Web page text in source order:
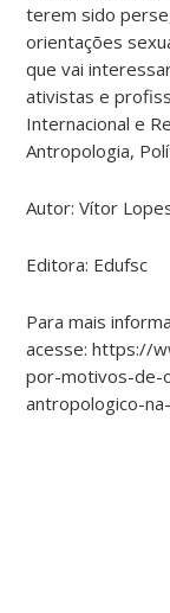
terem sido
orientações
que vai
ativistas e
Internacional e
Antropologia,
Autor: Vítor
Editora: Edufsc
Para mais
acesse: https://
por-motivos-de-
antropologico-